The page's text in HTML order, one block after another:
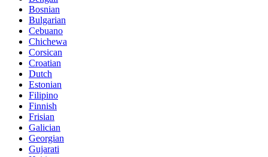
Bosnian
Bulgarian
Cebuano
Chichewa
Corsican
Croatian
Dutch
Estonian
Filipino
Finnish
Frisian
Galician
Georgian
Gujarati